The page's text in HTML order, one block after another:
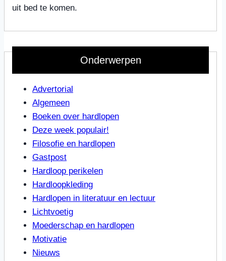
uit bed te komen.
Onderwerpen
Advertorial
Algemeen
Boeken over hardlopen
Deze week populair!
Filosofie en hardlopen
Gastpost
Hardloop perikelen
Hardloopkleding
Hardlopen in literatuur en lectuur
Lichtvoetig
Moederschap en hardlopen
Motivatie
Nieuws